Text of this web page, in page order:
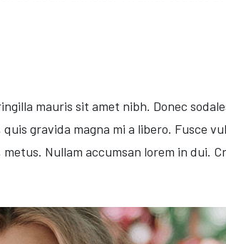
mauris sit amet nibh. Donec
gravida magna mi a libero. Fusce
Nullam accumsan lorem in dui.